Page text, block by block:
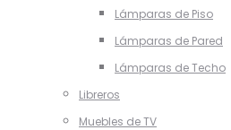
Lámparas de Piso
Lámparas de Pared
Lámparas de Techo
Libreros
Muebles de TV